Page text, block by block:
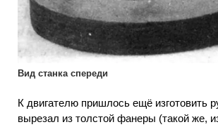
Вид станка спереди
К двигателю пришлось ещё изготовить
вырезал из толстой фанеры (такой же,